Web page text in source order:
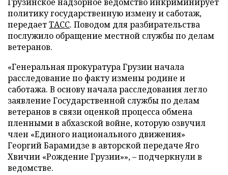
политику государственную измену и саботаж,
передаетТАСС. Поводом для разбирательства
послужило обращение местной службы по делам
ветеранов.
«Генеральная прокуратура Грузии начала
расследование по факту измены родине и
саботажа. В основу начала расследования легло
заявление Государственной службы по делам
ветеранов в связи оценкой процесса обмена
пленными в абхазской войне, которую озвучил
член «Единого национального движения»
Георгий Барамидзе в авторской передаче Яго
Хвичии «Рождение Грузии»», – подчеркнули в
ведомстве.